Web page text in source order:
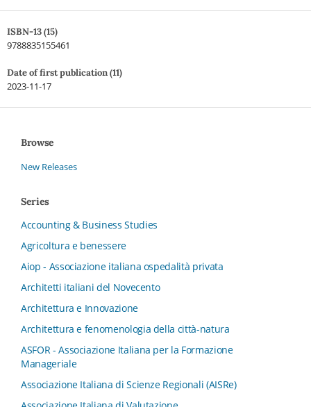
ISBN-13 (15)
9788835155461
Date of first publication (11)
2023-11-17
Browse
New Releases
Series
Accounting & Business Studies
Agricoltura e benessere
Aiop - Associazione italiana ospedalità privata
Architetti italiani del Novecento
Architettura e Innovazione
Architettura e fenomenologia della città-natura
ASFOR - Associazione Italiana per la Formazione
Manageriale
Associazione Italiana di Scienze Regionali (AISRe)